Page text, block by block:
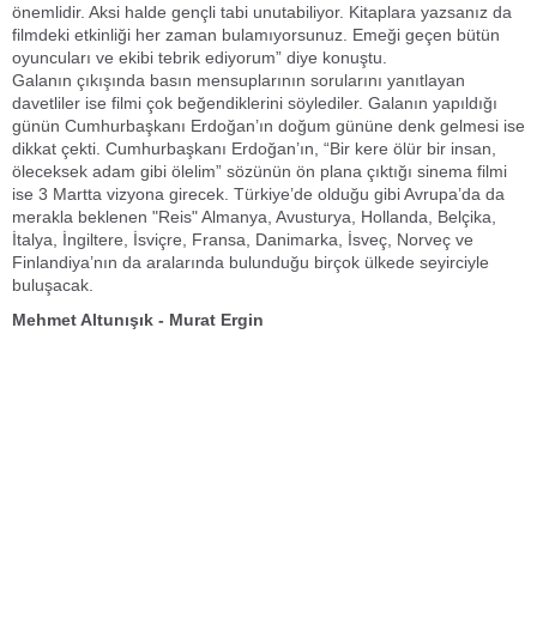
önemlidir. Aksi halde gençli tabi unutabiliyor. Kitaplara yazsanız da
filmdeki etkinliği her zaman bulamıyorsunuz. Emeği geçen bütün
oyuncuları ve ekibi tebrik ediyorum” diye konuştu.
Galanın çıkışında basın mensuplarının sorularını yanıtlayan
davetliler ise filmi çok beğendiklerini söylediler. Galanın yapıldığı
günün Cumhurbaşkanı Erdoğan’ın doğum gününe denk gelmesi ise
dikkat çekti. Cumhurbaşkanı Erdoğan’ın, “Bir kere ölür bir insan,
öleceksek adam gibi ölelim” sözünün ön plana çıktığı sinema filmi
ise 3 Martta vizyona girecek. Türkiye’de olduğu gibi Avrupa’da da
merakla beklenen "Reis" Almanya, Avusturya, Hollanda, Belçika,
İtalya, İngiltere, İsviçre, Fransa, Danimarka, İsveç, Norveç ve
Finlandiya’nın da aralarında bulunduğu birçok ülkede seyirciyle
buluşacak.
Mehmet Altunışık - Murat Ergin